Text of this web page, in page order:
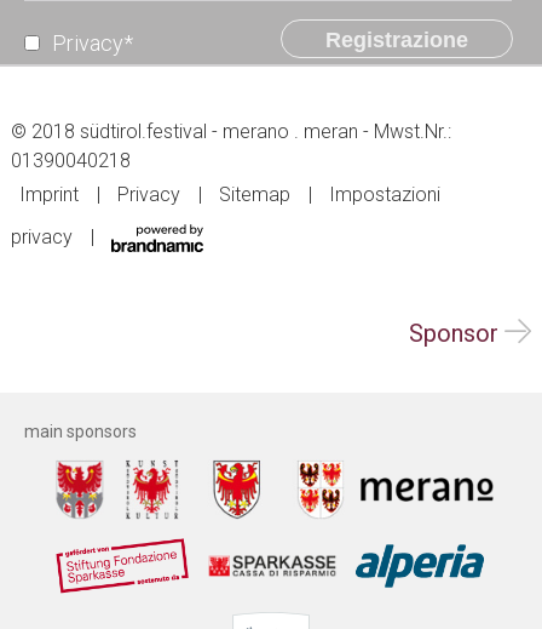
Privacy* Registrazione
© 2018 südtirol.festival - merano . meran - Mwst.Nr.:
01390040218
Imprint
Privacy Sitemap
Impostazioni
privacy
Sponsor
main sponsors